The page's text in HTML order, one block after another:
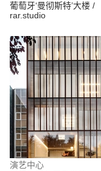
葡萄牙‘曼彻斯特’大楼 /
rar.studio
演艺中心